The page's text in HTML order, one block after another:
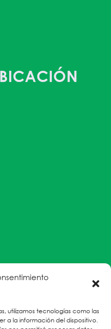
utilizamos tecnologías como las
a la información del dispositivo.
con la
hacia personas
internas y/o